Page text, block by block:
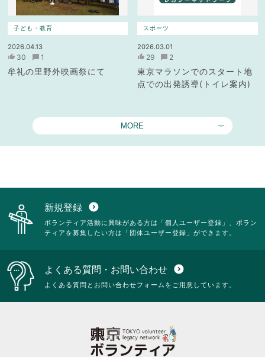
子ども・教育
2026.04.13
30 1
牟礼の里野外映画祭にて
スポーツ
2026.03.01
29 2
東京マラソンでのスタート地
点での出発誘導(トイレ案内)
MORE
新規登録 expand_circle_down
ボランティア活動に興味がある方は「個人ユーザー登録」、ボラン
ティアを募集したい方は「団体ユーザー登録」ができます。
よくある質問・お問い合わせ expand_circle_down
よくある質問とお問い合わせフォームをご用意しています。